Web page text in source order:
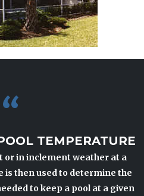
“
TEMPERATURE
or in inclement weather at a
then used to determine the
to keep a pool at a given